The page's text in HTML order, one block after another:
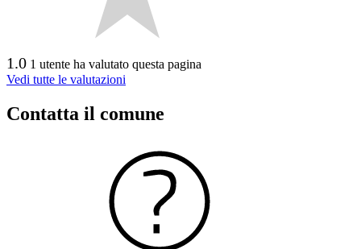
1.0 1 utente ha valutato questa pagina
Vedi tutte le valutazioni
Contatta il comune